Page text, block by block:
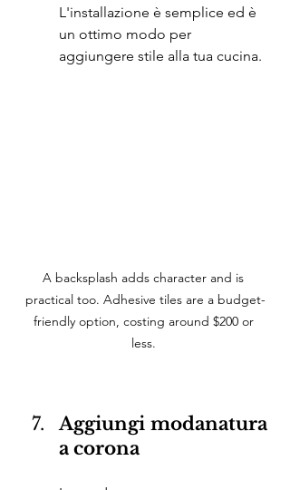
L'installazione è semplice ed è
un ottimo modo per
aggiungere stile alla tua cucina.
A backsplash adds character and is
practical too. Adhesive tiles are a budget-
friendly option, costing around $200 or
less.
Aggiungi modanatura
a corona